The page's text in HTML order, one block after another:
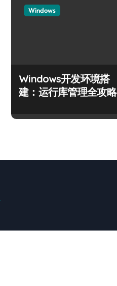
Windows
Windows开发环境搭
建：运行库管理全攻略